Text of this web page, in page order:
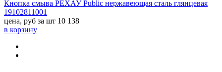
Кнопка смыва РЕХАУ Public нержавеющая сталь глянцевая
19102811001
цена, руб за шт 10 138
в корзину